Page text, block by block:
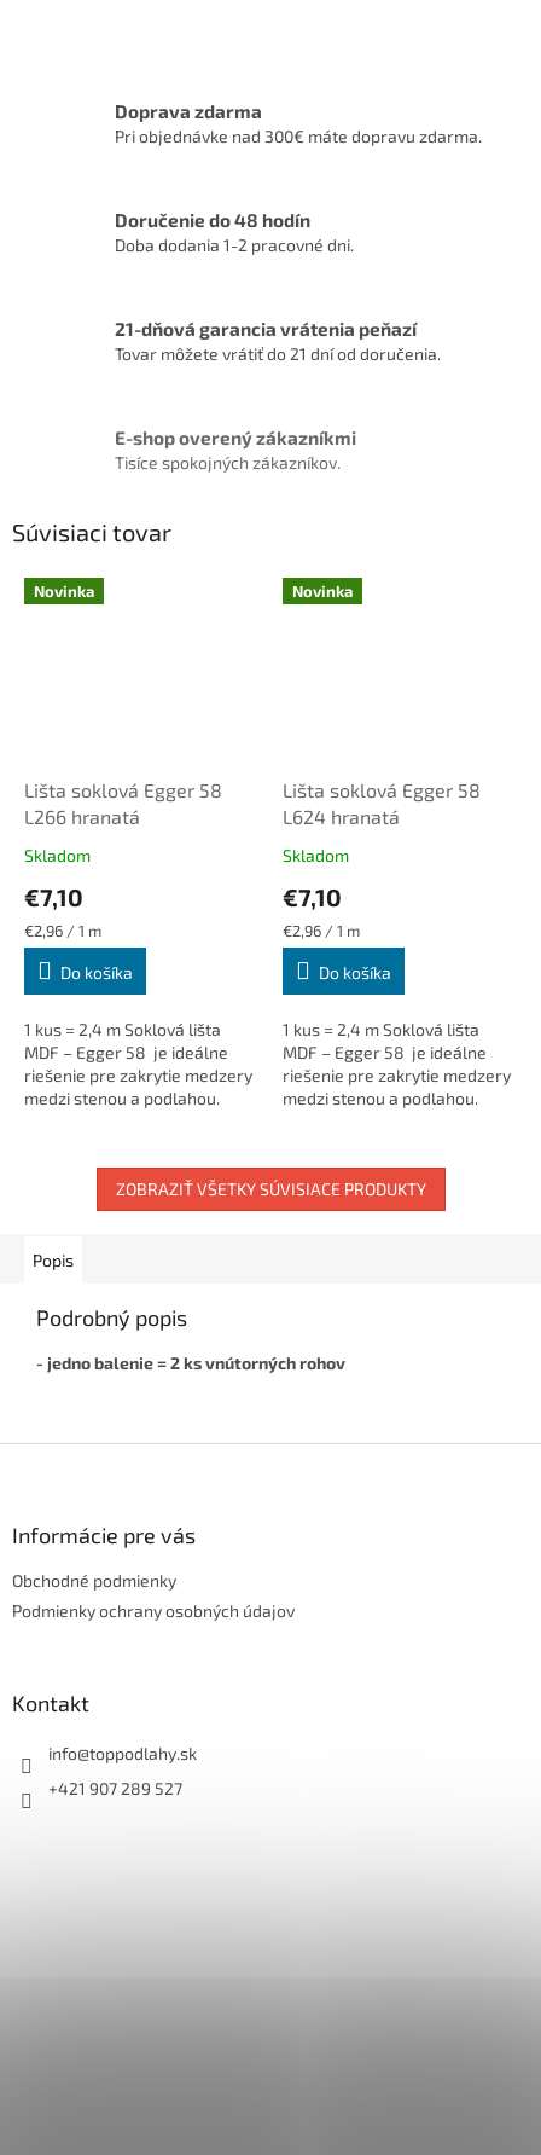
Doprava zdarma
Pri objednávke nad 300€ máte dopravu zdarma.
Doručenie do 48 hodín
Doba dodania 1-2 pracovné dni.
21-dňová garancia vrátenia peňazí
Tovar môžete vrátiť do 21 dní od doručenia.
E-shop overený zákazníkmi
Tisíce spokojných zákazníkov.
Súvisiaci tovar
Novinka
Lišta soklová Egger 58
L266 hranatá
Skladom
€7,10
Jednotková
cena:
€2,96 / 1 m
Do košíka
1 kus = 2,4 m Soklová lišta
MDF – Egger 58 je ideálne
riešenie pre zakrytie medzery
medzi stenou a podlahou.
Novinka
Lišta soklová Egger 58
L624 hranatá
Skladom
€7,10
Jednotková
cena:
€2,96 / 1 m
Do košíka
1 kus = 2,4 m Soklová lišta
MDF – Egger 58 je ideálne
riešenie pre zakrytie medzery
medzi stenou a podlahou.
ZOBRAZIŤ VŠETKY SÚVISIACE PRODUKTY
Popis
Podrobný popis
- jedno balenie = 2 ks vnútorných rohov
Informácie pre vás
Obchodné podmienky
Podmienky ochrany osobných údajov
Kontakt
info@toppodlahy.sk
+421 907 289 527